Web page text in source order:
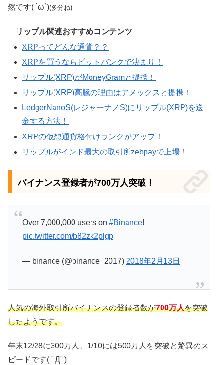
然です( ´ω`)(多分ね)
リップル関連おすすめコンテンツ
XRPってどんな通貨？？
XRPを買うならビットバンクで決まり！
リップル(XRP)がMoneyGramと提携！
リップル(XRP)高騰の理由はアメックスと提携！
LedgerNanoS(レジャーナノS)にリップル(XRP)を送
金する方法！
XRPの仮想通貨格付けランクがアップ！
リップルがインド最大の取引所zebpayで上場！
バイナンス登録者が700万人突破！
Over 7,000,000 users on #Binance!
pic.twitter.com/b82zk2plgp
— binance (@binance_2017) 2018年2月13日
人気の海外取引所バイナンスの登録者数が700万人を突破
したようです。
年末12/28に300万人、1/10には500万人を突破と驚異のス
ピードです( ﾟДﾟ)